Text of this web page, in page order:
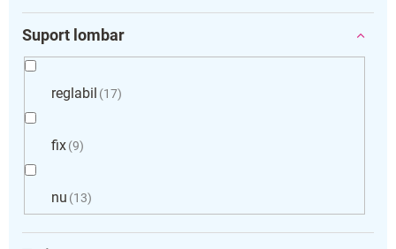
Suport lombar
reglabil 17
fix 9
nu 13